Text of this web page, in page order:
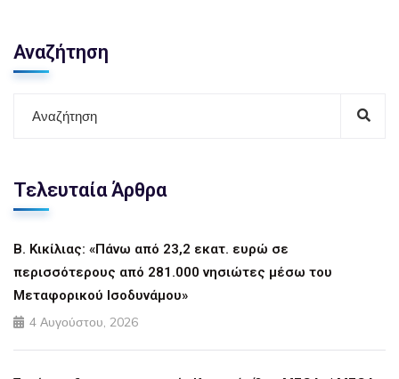
Αναζήτηση
Τελευταία Άρθρα
Β. Κικίλιας: «Πάνω από 23,2 εκατ. ευρώ σε
περισσότερους από 281.000 νησιώτες μέσω του
Μεταφορικού Ισοδυνάμου»
4 Αυγούστου, 2026